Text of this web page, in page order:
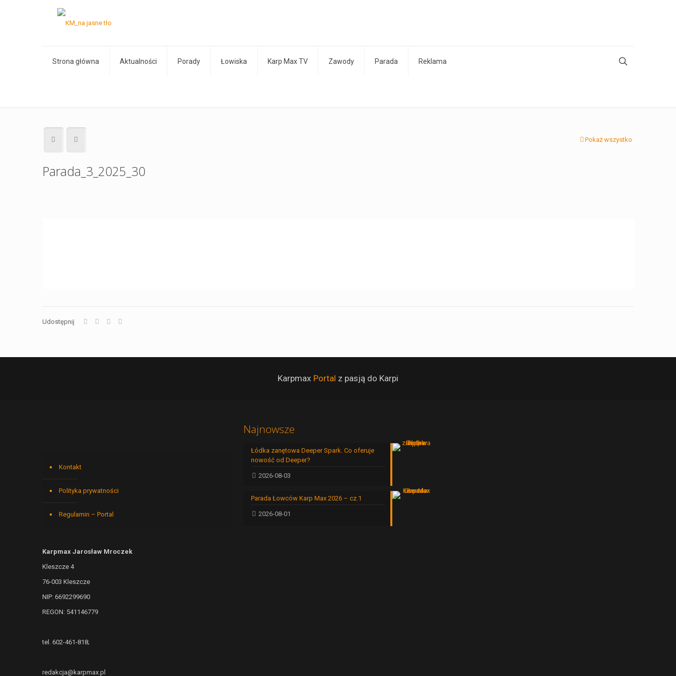
Strona główna Aktualności Porady Łowiska Karp Max TV Zawody Parada Reklama
Pokaż wszystko
Parada_3_2025_30
Udostępnij
Karpmax Portal z pasją do Karpi
Kontakt
Polityka prywatności
Regulamin – Portal
Karpmax Jarosław Mroczek
Kleszcze 4
76-003 Kleszcze
NIP: 6692299690
REGON: 541146779
tel. 602-461-818;
redakcja@karpmax.pl
Najnowsze
Łódka zanętowa Deeper Spark. Co oferuje
nowość od Deeper?
2026-08-03
Parada Łowców Karp Max 2026 – cz.1
2026-08-01